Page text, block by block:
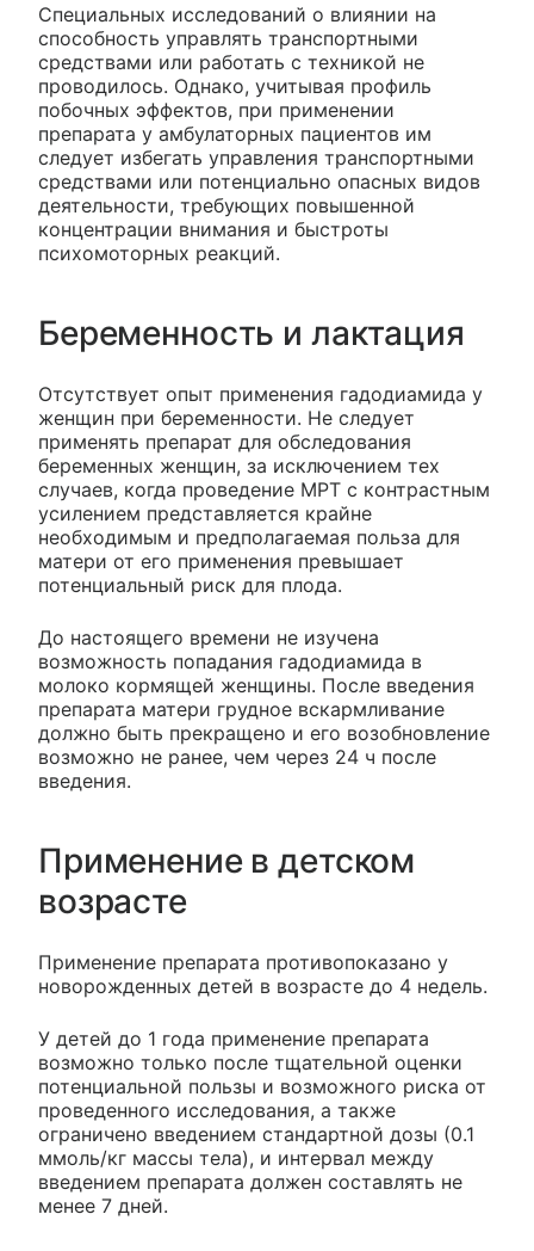
Специальных исследований о влиянии на
способность управлять транспортными
средствами или работать с техникой не
проводилось. Однако, учитывая профиль
побочных эффектов, при применении
препарата у амбулаторных пациентов им
следует избегать управления транспортными
средствами или потенциально опасных видов
деятельности, требующих повышенной
концентрации внимания и быстроты
психомоторных реакций.
Беременность и лактация
Отсутствует опыт применения гадодиамида у
женщин при беременности. Не следует
применять препарат для обследования
беременных женщин, за исключением тех
случаев, когда проведение МРТ с контрастным
усилением представляется крайне
необходимым и предполагаемая польза для
матери от его применения превышает
потенциальный риск для плода.
До настоящего времени не изучена
возможность попадания гадодиамида в
молоко кормящей женщины. После введения
препарата матери грудное вскармливание
должно быть прекращено и его возобновление
возможно не ранее, чем через 24 ч после
введения.
Применение в детском
возрасте
Применение препарата противопоказано у
новорожденных детей в возрасте до 4 недель.
У детей до 1 года применение препарата
возможно только после тщательной оценки
потенциальной пользы и возможного риска от
проведенного исследования, а также
ограничено введением стандартной дозы (0.1
ммоль/кг массы тела), и интервал между
введением препарата должен составлять не
менее 7 дней.